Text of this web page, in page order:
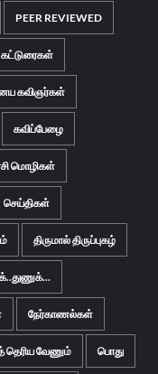
PEER REVIEWED
கவிஞர்கள்
கவிப்பேழை
மொழிகள்
செய்திகள்
திருமால் திருப்புகழ்
நேர்காணல்கள்
தெரிய வேணும் பொது